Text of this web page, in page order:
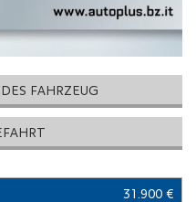
FAHRZEUG
31.900 €